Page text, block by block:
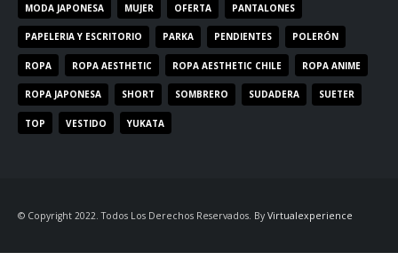
MODA JAPONESA MUJER OFERTA PANTALONES
PAPELERIA Y ESCRITORIO PARKA PENDIENTES POLERÓN
ROPA ROPA AESTHETIC ROPA AESTHETIC CHILE ROPA ANIME
ROPA JAPONESA SHORT SOMBRERO SUDADERA SUETER
TOP VESTIDO YUKATA
© Copyright 2022. Todos Los Derechos Reservados. By Virtualexperience